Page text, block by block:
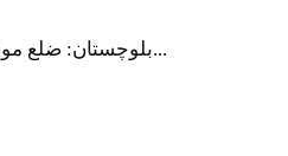
بلوچستان: ضلع موسیٰ خیل م...